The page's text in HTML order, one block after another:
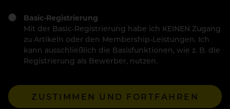
Basic-Registrierung
Mit der Basic-Registrierung habe ich KEINEN Zugang
zu Artikeln oder den Membership-Leistungen. Ich
kann ausschließlich die Basisfunktionen, wie z. B. die
Registrierung als Bewerber, nutzen.
ZUSTIMMEN UND FORTFAHREN